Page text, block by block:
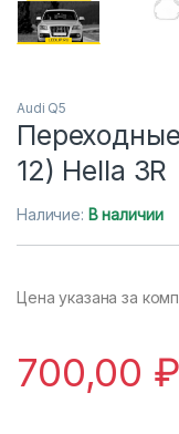
Audi Q5
12) Hella 3R
Наличие: В наличии
Цена указана за
700,00 ₽